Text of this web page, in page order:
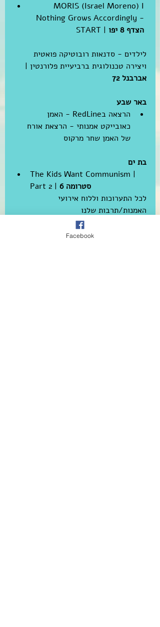
MORIS (Israel Moreno) I
Nothing Grows Accordingly -
START |
לילדים - סדנאות רובוטיקה פואטית
ויצירה טכנולוגית ברביעיית פלורנטין |
אברבנל 72
באר שבע
הרצאה בRedLine - האמן
כאובייקט אמנותי - הרצאת אורח
של האמן שחר מרקוס
בת ים
The Kids Want Communism |
Part 2 |
לכל התערוכות וללוח אירועי
האמנות/תרבות שלנו
Facebook